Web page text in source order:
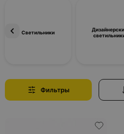
Светильники
Фильтры